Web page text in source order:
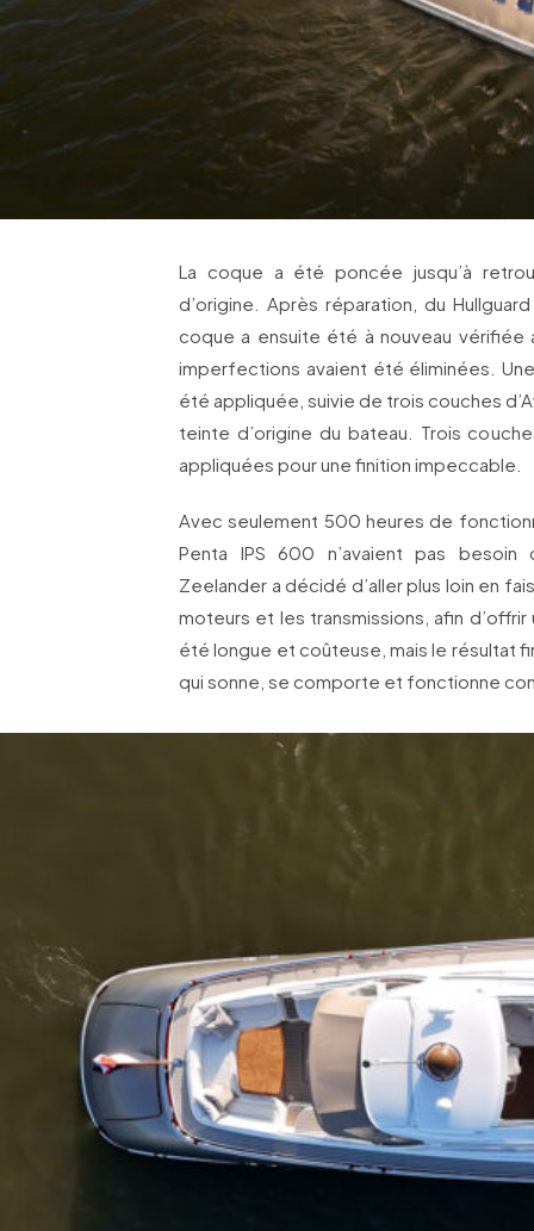
La coque a été poncée jusqu’à
d’origine. Après réparation, du
coque a ensuite été à nouveau vérifiée
imperfections avaient été éliminées.
été appliquée, suivie de trois couches
teinte d’origine du bateau. Trois
appliquées pour une finition impeccable.
Avec seulement 500 heures de
Penta IPS 600 n’avaient pas besoin
Zeelander a décidé d’aller plus loin en
moteurs et les transmissions, afin d’offrir
été longue et coûteuse, mais le résultat
qui sonne, se comporte et fonctionne